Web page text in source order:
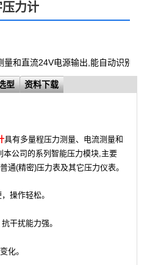
力计
量和直流24V电源输出,能自动识别
型 资料下载
具有多量程压力测量、电流测量和
本公司 的系列智能压力模块,主要
通(精密)压力表及其它压力仪表。
操作轻松。
干扰能力强。
化。